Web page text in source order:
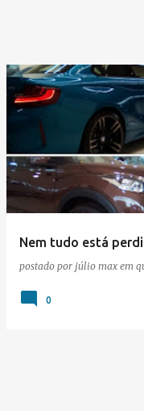
Nem tudo está
postado por júlio max em
0